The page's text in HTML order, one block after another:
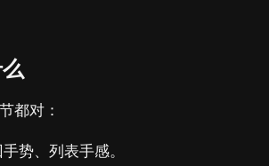
都对：
势、列表手感。